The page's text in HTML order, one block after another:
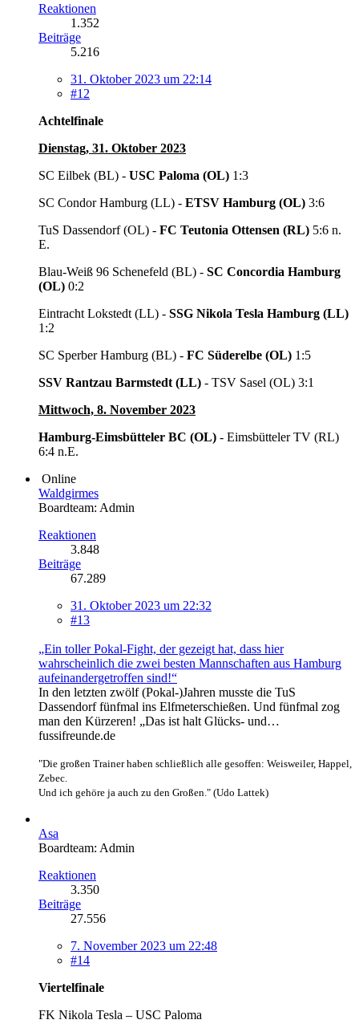
Reaktionen
1.352
Beiträge
5.216
31. Oktober 2023 um 22:14
#12
Achtelfinale
Dienstag, 31. Oktober 2023
SC Eilbek (BL) - USC Paloma (OL) 1:3
SC Condor Hamburg (LL) - ETSV Hamburg (OL) 3:6
TuS Dassendorf (OL) - FC Teutonia Ottensen (RL) 5:6 n.
E.
Blau-Weiß 96 Schenefeld (BL) - SC Concordia Hamburg
(OL) 0:2
Eintracht Lokstedt (LL) - SSG Nikola Tesla Hamburg (LL)
1:2
SC Sperber Hamburg (BL) - FC Süderelbe (OL) 1:5
SSV Rantzau Barmstedt (LL) - TSV Sasel (OL) 3:1
Mittwoch, 8. November 2023
Hamburg-Eimsbütteler BC (OL) - Eimsbütteler TV (RL)
6:4 n.E.
Online
Waldgirmes
Boardteam: Admin
Reaktionen
3.848
Beiträge
67.289
31. Oktober 2023 um 22:32
#13
„Ein toller Pokal-Fight, der gezeigt hat, dass hier
wahrscheinlich die zwei besten Mannschaften aus Hamburg
aufeinandergetroffen sind!“
In den letzten zwölf (Pokal-)Jahren musste die TuS
Dassendorf fünfmal ins Elfmeterschießen. Und fünfmal zog
man den Kürzeren! „Das ist halt Glücks- und…
fussifreunde.de
"Die großen Trainer haben schließlich alle gesoffen: Weisweiler, Happel,
Zebec.
Und ich gehöre ja auch zu den Großen." (Udo Lattek)
Asa
Boardteam: Admin
Reaktionen
3.350
Beiträge
27.556
7. November 2023 um 22:48
#14
Viertelfinale
FK Nikola Tesla – USC Paloma